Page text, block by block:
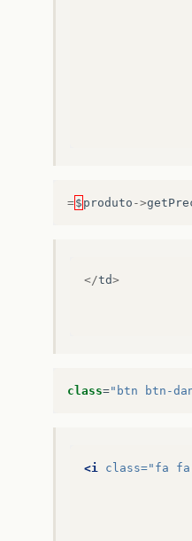
=$ produto ->
</td>
class="btn btn-
<i class="fa